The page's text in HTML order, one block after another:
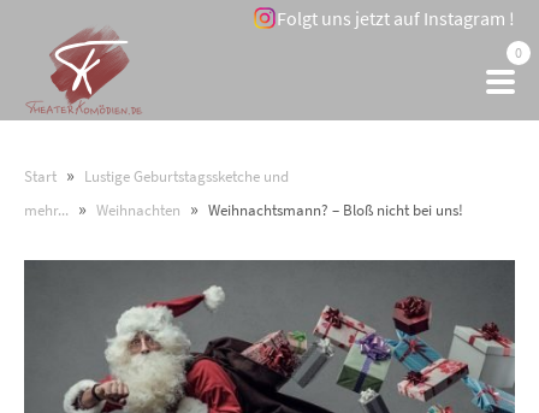
Folgt uns jetzt auf Instagram !
0
Start » Lustige Geburtstagssketche und
mehr... » Weihnachten » Weihnachtsmann? – Bloß nicht bei uns!